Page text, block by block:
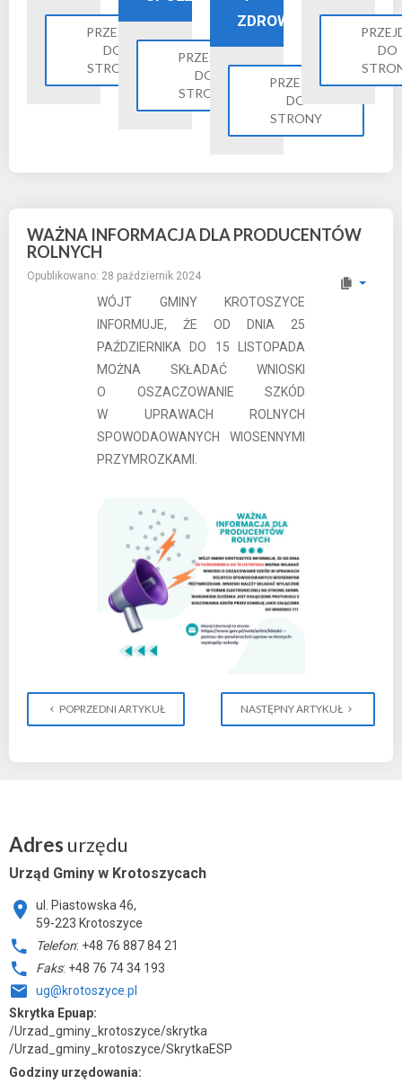
PRZEJDŹ
DO
STRONY
PRZEJDŹ
DO
STRONY
ZDROWIE
PRZEJDŹ
DO
STRONY
DO
WAŻNA INFORMACJA DLA PRODUCENTÓW
ROLNYCH
Opublikowano: 28 październik 2024
WÓJT GMINY KROTOSZYCE
INFORMUJE, ŻE OD DNIA 25
PAŹDZIERNIKA DO 15 LISTOPADA
MOŻNA SKŁADAĆ WNIOSKI
O OSZACZOWANIE SZKÓD
W UPRAWACH ROLNYCH
SPOWODAOWANYCH WIOSENNYMI
PRZYMROZKAMI.
POPRZEDNI ARTYKUŁ NASTĘPNY ARTYKUŁ
Adres urzędu
Urząd Gminy w Krotoszycach
ul. Piastowska 46,
59-223 Krotoszyce
Telefon: +48 76 887 84 21
Faks: +48 76 74 34 193
ug@krotoszyce.pl
Skrytka Epuap:
/Urzad_gminy_krotoszyce/skrytka
/Urzad_gminy_krotoszyce/SkrytkaESP
Godziny urzędowania: